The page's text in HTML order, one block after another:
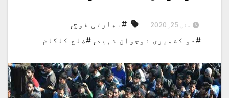
مئی 25, 2020 #بھارتی فوج,
#دو کشمیری نوجوان شہید, #ضلع کلگام